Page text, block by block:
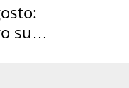
su